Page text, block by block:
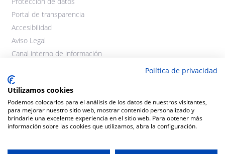
Portal de transparencia
Accesibilidad
Aviso Legal
Canal interno de información
derechos reservados.
Política de privacidad
Utilizamos cookies
Podemos colocarlos para el análisis de los datos de nuestros visitantes,
para mejorar nuestro sitio web, mostrar contenido personalizado y
brindarle una excelente experiencia en el sitio web. Para obtener más
información sobre las cookies que utilizamos, abra la configuración.